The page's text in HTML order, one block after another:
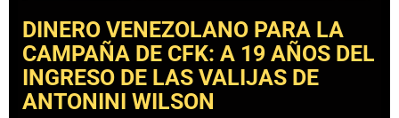
DINERO VENEZOLANO PARA LA
CAMPAÑA DE CFK: A 19 AÑOS DEL
INGRESO DE LAS VALIJAS DE
ANTONINI WILSON